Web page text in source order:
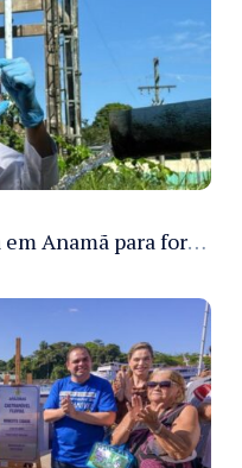
Cosama inicia força-tarefa em Anamã para fortalecer abastecimento de água e segurança hídrica da população